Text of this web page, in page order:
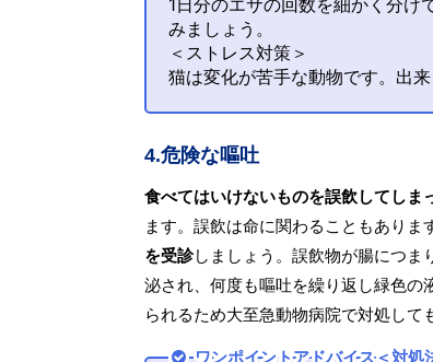
1日分のエサの回数を細かく分け
みましょう。
＜ストレス対策＞
猫は変化が苦手な動物です。出
4.危険な嘔吐
食べてはいけないものを誤飲してし
ます。誤飲は命に関わることもあり
を受診しましょう。誤飲物が腸につま
泌され、何度も嘔吐を繰り返し緑色の
られるため大至急動物病院で対処して
ワンポイントアドバイス＜対処